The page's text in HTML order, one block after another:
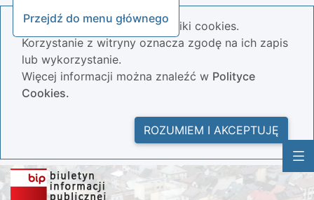
Przejdź do menu głównego
Nasza strona wykorzystuje pliki cookies.
Korzystanie z witryny oznacza zgodę na ich zapis
lub wykorzystanie.
Więcej informacji można znaleźć w Polityce
Cookies.
ROZUMIEM I AKCEPTUJĘ